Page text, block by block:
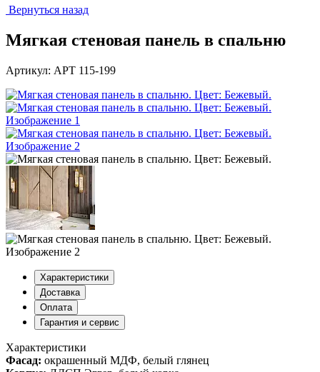
Вернуться назад
Мягкая стеновая панель в спальню
Артикул: АРТ 115-199
Характеристики
Доставка
Оплата
Гарантия и сервис
Характеристики
Фасад: окрашенный МДФ, белый глянец